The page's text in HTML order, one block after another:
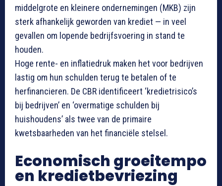
middelgrote en kleinere ondernemingen (MKB) zijn
sterk afhankelijk geworden van krediet — in veel
gevallen om lopende bedrijfsvoering in stand te
houden.
Hoge rente- en inflatiedruk maken het voor bedrijven
lastig om hun schulden terug te betalen of te
herfinancieren. De CBR identificeert ‘kredietrisico’s
bij bedrijven’ en ‘overmatige schulden bij
huishoudens’ als twee van de primaire
kwetsbaarheden van het financiële stelsel.
Economisch groeitempo
en kredietbevriezing